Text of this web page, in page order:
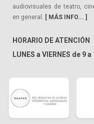
audiovisuales de teatro,
en general. [ MÁS INFO... ]
HORARIO DE ATENCIÓN
LUNES a VIERNES de 9 a